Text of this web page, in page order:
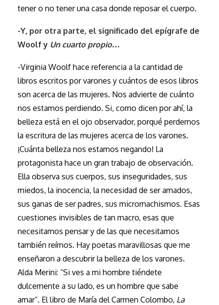
tener o no tener una casa donde reposar el cuerpo.
-Y, por otra parte, el significado del epígrafe de
Woolf y Un cuarto propio…
-Virginia Woolf hace referencia a la cantidad de
libros escritos por varones y cuántos de esos libros
son acerca de las mujeres. Nos advierte de cuánto
nos estamos perdiendo. Si, como dicen por ahí, la
belleza está en el ojo observador, porqué perdernos
la escritura de las mujeres acerca de los varones.
¡Cuánta belleza nos estamos negando! La
protagonista hace un gran trabajo de observación.
Ella observa sus cuerpos, sus inseguridades, sus
miedos, la inocencia, la necesidad de ser amados,
sus ganas de ser padres, sus micromachismos. Esas
cuestiones invisibles de tan macro, esas que
necesitamos pensar y de las que necesitamos
también reírnos. Hay poetas maravillosas que me
enseñaron a descubrir la belleza de los varones.
Alda Merini: “Si ves a mi hombre tiéndete
dulcemente a su lado, es un hombre que sabe
amar”. El libro de María del Carmen Colombo, La